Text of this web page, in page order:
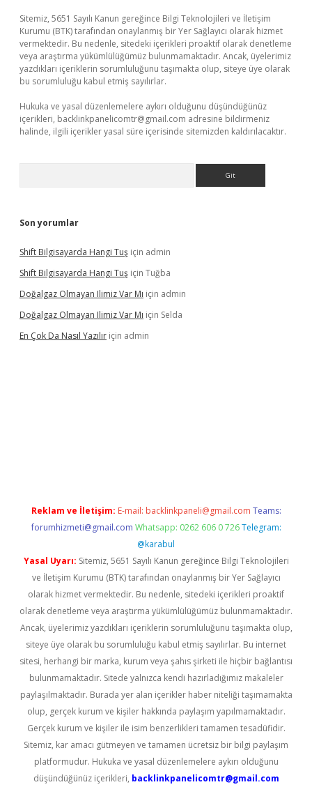
Sitemiz, 5651 Sayılı Kanun gereğince Bilgi Teknolojileri ve İletişim
Kurumu (BTK) tarafından onaylanmış bir Yer Sağlayıcı olarak hizmet
vermektedir. Bu nedenle, sitedeki içerikleri proaktif olarak denetleme
veya araştırma yükümlülüğümüz bulunmamaktadır. Ancak, üyelerimiz
yazdıkları içeriklerin sorumluluğunu taşımakta olup, siteye üye olarak
bu sorumluluğu kabul etmiş sayılırlar.
Hukuka ve yasal düzenlemelere aykırı olduğunu düşündüğünüz
içerikleri, backlinkpanelicomtr@gmail.com adresine bildirmeniz
halinde, ilgili içerikler yasal süre içerisinde sitemizden kaldırılacaktır.
Son yorumlar
Shift Bilgisayarda Hangi Tuş için admin
Shift Bilgisayarda Hangi Tuş için Tuğba
Doğalgaz Olmayan Ilimiz Var Mı için admin
Doğalgaz Olmayan Ilimiz Var Mı için Selda
En Çok Da Nasıl Yazılır için admin
Reklam ve İletişim: E-mail: backlinkpaneli@gmail.com Teams:
forumhizmeti@gmail.com Whatsapp: 0262 606 0 726 Telegram:
@karabul
Yasal Uyarı: Sitemiz, 5651 Sayılı Kanun gereğince Bilgi Teknolojileri
ve İletişim Kurumu (BTK) tarafından onaylanmış bir Yer Sağlayıcı
olarak hizmet vermektedir. Bu nedenle, sitedeki içerikleri proaktif
olarak denetleme veya araştırma yükümlülüğümüz bulunmamaktadır.
Ancak, üyelerimiz yazdıkları içeriklerin sorumluluğunu taşımakta olup,
siteye üye olarak bu sorumluluğu kabul etmiş sayılırlar. Bu internet
sitesi, herhangi bir marka, kurum veya şahıs şirketi ile hiçbir bağlantısı
bulunmamaktadır. Sitede yalnızca kendi hazırladığımız makaleler
paylaşılmaktadır. Burada yer alan içerikler haber niteliği taşımamakta
olup, gerçek kurum ve kişiler hakkında paylaşım yapılmamaktadır.
Gerçek kurum ve kişiler ile isim benzerlikleri tamamen tesadüfidir.
Sitemiz, kar amacı gütmeyen ve tamamen ücretsiz bir bilgi paylaşım
platformudur. Hukuka ve yasal düzenlemelere aykırı olduğunu
düşündüğünüz içerikleri, backlinkpanelicomtr@gmail.com